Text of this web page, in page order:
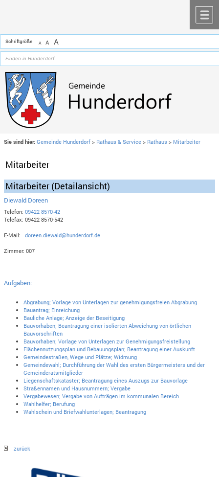
Schriftgröße A A A
Sie sind hier: Gemeinde Hunderdorf > Rathaus & Service > Rathaus > Mitarbeiter
Mitarbeiter
Mitarbeiter (Detailansicht)
Diewald Doreen
Telefon:09422 8570-42
Telefax: 09422 8570-542
E-Mail:doreen.diewald@hunderdorf.de
Zimmer: 007
Aufgaben:
Abgrabung; Vorlage von Unterlagen zur genehmigungsfreien Abgrabung
Bauantrag; Einreichung
Bauliche Anlage; Anzeige der Beseitigung
Bauvorhaben; Beantragung einer isolierten Abweichung von örtlichen
Bauvorschriften
Bauvorhaben; Vorlage von Unterlagen zur Genehmigungsfreistellung
Flächennutzungsplan und Bebauungsplan; Beantragung einer Auskunft
Gemeindestraßen, Wege und Plätze; Widmung
Gemeindewahl; Durchführung der Wahl des ersten Bürgermeisters und der
Gemeinderatsmitglieder
Liegenschaftskataster; Beantragung eines Auszugs zur Bauvorlage
Straßennamen und Hausnummern; Vergabe
Vergabewesen; Vergabe von Aufträgen im kommunalen Bereich
Wahlhelfer; Berufung
Wahlschein und Briefwahlunterlagen; Beantragung
zurück